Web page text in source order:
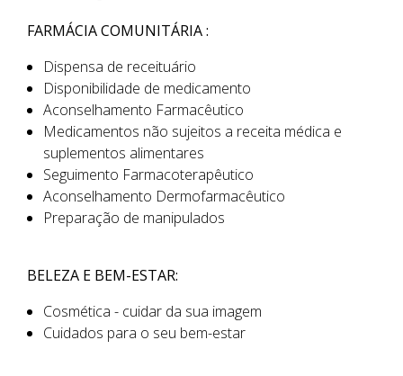
FARMÁCIA COMUNITÁRIA :
Dispensa de receituário
Disponibilidade de medicamento
Aconselhamento Farmacêutico
Medicamentos não sujeitos a receita médica e
suplementos alimentares
Seguimento Farmacoterapêutico
Aconselhamento Dermofarmacêutico
Preparação de manipulados
BELEZA E BEM-ESTAR:
Cosmética - cuidar da sua imagem
Cuidados para o seu bem-estar